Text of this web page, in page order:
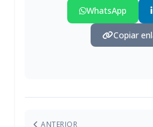
WhatsApp
Copiar
ANTERIOR